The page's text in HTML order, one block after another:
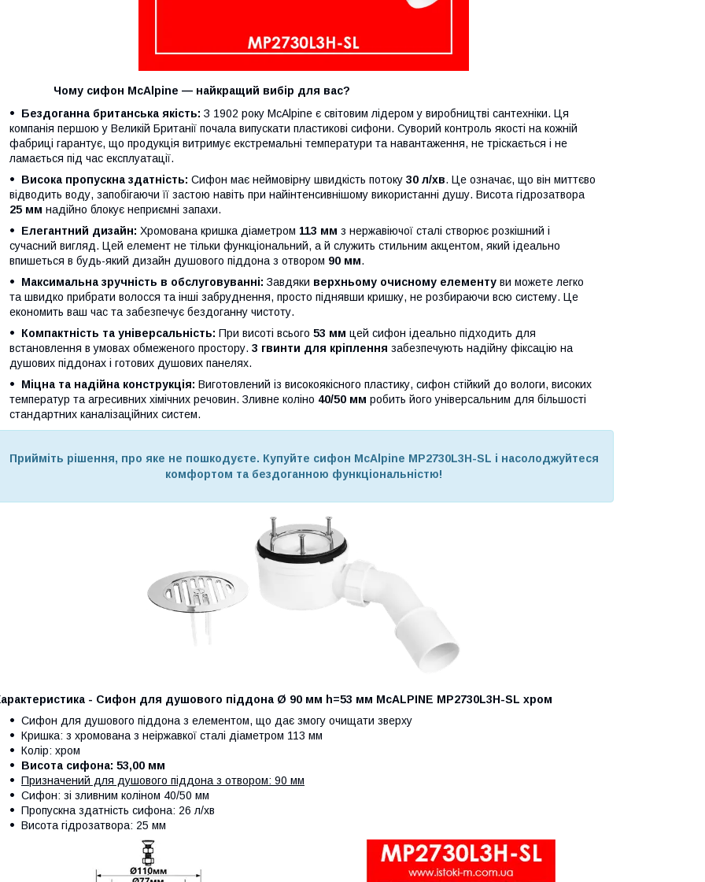
сифон McAlpine — найкращий вибір для вас?
Бездоганна британська якість: З 1902 року McAlpine є світовим лідером у виробництві сантехніки. Ця
компанія першою у Великій Британії почала випускати пластикові сифони. Суворий контроль якості на кожній
фабриці гарантує, що продукція витримує екстремальні температури та навантаження, не тріскається і не
ламається під час експлуатації.
Висока пропускна здатність: Сифон має неймовірну швидкість потоку 30 л/хв. Це означає, що він миттєво
відводить воду, запобігаючи її застою навіть при найінтенсивнішому використанні душу. Висота гідрозатвора
25 мм надійно блокує неприємні запахи.
Елегантний дизайн: Хромована кришка діаметром 113 мм з нержавіючої сталі створює розкішний і
сучасний вигляд. Цей елемент не тільки функціональний, а й служить стильним акцентом, який ідеально
впишеться в будь-який дизайн душового піддона з отвором 90 мм.
Максимальна зручність в обслуговуванні: Завдяки верхньому очисному елементу ви можете легко
та швидко прибрати волосся та інші забруднення, просто піднявши кришку, не розбираючи всю систему. Це
економить ваш час та забезпечує бездоганну чистоту.
Компактність та універсальність: При висоті всього 53 мм цей сифон ідеально підходить для
встановлення в умовах обмеженого простору. 3 гвинти для кріплення забезпечують надійну фіксацію на
душових піддонах і готових душових панелях.
Міцна та надійна конструкція: Виготовлений із високоякісного пластику, сифон стійкий до вологи, високих
температур та агресивних хімічних речовин. Зливне коліно 40/50 мм робить його універсальним для більшості
стандартних каналізаційних систем.
Прийміть рішення, про яке не пошкодуєте. Купуйте сифон McAlpine MP2730L3H-SL і насолоджуйтеся
комфортом та бездоганною функціональністю!
- Сифон для душового піддона Ø 90 мм h=53 мм McALPINE MP2730L3H-SL хром
Сифон для душового піддона з елементом, що дає змогу очищати зверху
Кришка: з хромована з неіржавкої сталі діаметром 113 мм
Колір: хром
Висота сифона: 53,00 мм
Призначений для душового піддона з отвором: 90 мм
Сифон: зі зливним коліном 40/50 мм
Пропускна здатність сифона: 26 л/хв
Висота гідрозатвора: 25 мм